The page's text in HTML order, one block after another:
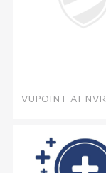
VUPOINT AI NVR